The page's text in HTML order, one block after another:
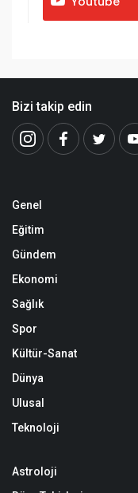
Bizi takip edin
Genel
Eğitim
Gündem
Ekonomi
Sağlık
Spor
Kültür-Sanat
Dünya
Ulusal
Teknoloji
Astroloji